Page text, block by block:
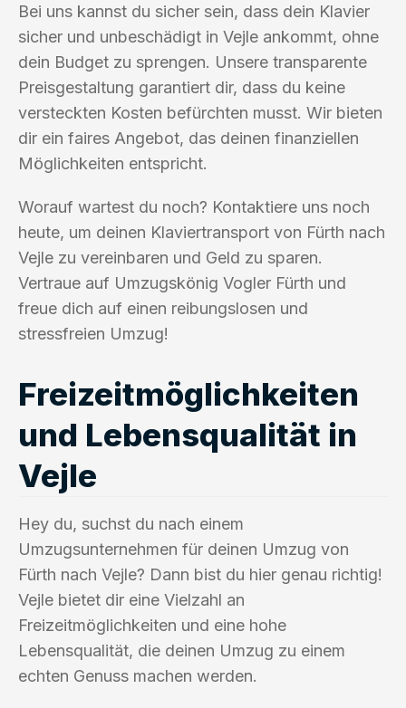
Bei uns kannst du sicher sein, dass dein Klavier
sicher und unbeschädigt in Vejle ankommt, ohne
dein Budget zu sprengen. Unsere transparente
Preisgestaltung garantiert dir, dass du keine
versteckten Kosten befürchten musst. Wir bieten
dir ein faires Angebot, das deinen finanziellen
Möglichkeiten entspricht.
Worauf wartest du noch? Kontaktiere uns noch
heute, um deinen Klaviertransport von Fürth nach
Vejle zu vereinbaren und Geld zu sparen.
Vertraue auf Umzugskönig Vogler Fürth und
freue dich auf einen reibungslosen und
stressfreien Umzug!
Freizeitmöglichkeiten
und Lebensqualität in
Vejle
Hey du, suchst du nach einem
Umzugsunternehmen für deinen Umzug von
Fürth nach Vejle? Dann bist du hier genau richtig!
Vejle bietet dir eine Vielzahl an
Freizeitmöglichkeiten und eine hohe
Lebensqualität, die deinen Umzug zu einem
echten Genuss machen werden.